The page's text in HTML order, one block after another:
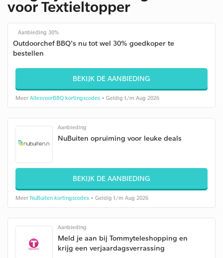
voor Textieltopper
Aanbieding 30%
Outdoorchef BBQ's nu tot wel 30% goedkoper te
bestellen
BEKIJK DE AANBIEDING
Meer AllesvoorBBQ kortingscodes • Geldig t/m Aug 2026
Aanbieding
NuBuiten opruiming voor leuke deals
BEKIJK DE AANBIEDING
Meer NuBuiten kortingscodes • Geldig t/m Aug 2026
Aanbieding
Meld je aan bij Tommyteleshopping en
krijg een verjaardagsverrassing